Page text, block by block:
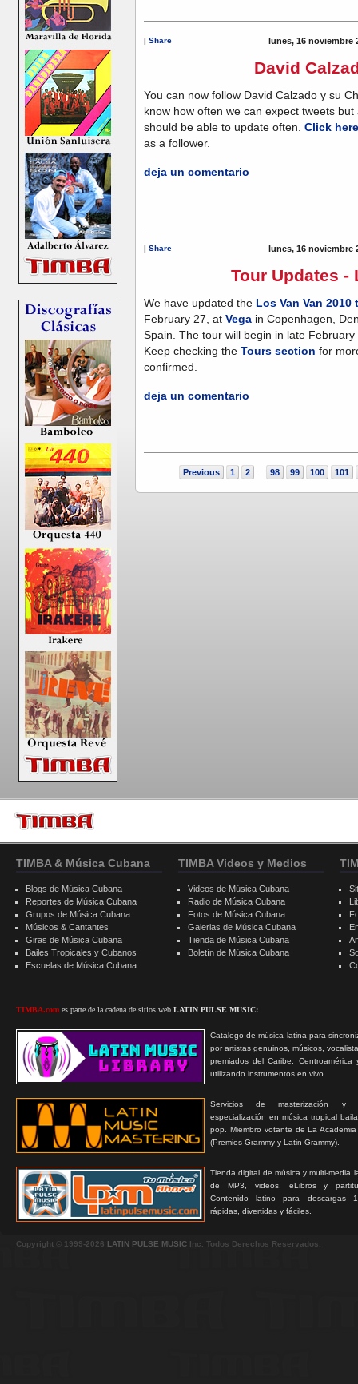
| Share lunes, 16 noviembre
David
You can now follow David Calzado y su
know how often we can expect tweets
should be able to update often. Click here
as a follower.
deja un comentario
| Share lunes, 16 noviembre
Tour Updates -
We have updated the Los Van Van 2010
February 27, at Vega in Copenhagen,
Spain. The tour will begin in late
Keep checking the Tours section for
confirmed.
deja un comentario
Previous 1 2 98 99 100 101
TIMBA & Música Cubana
Blogs de Música Cubana
Reportes de Música Cubana
Grupos de Música Cubana
Músicos & Cantantes
Giras de Música Cubana
Bailes Tropicales y Cubanos
Escuelas de Música Cubana
TIMBA.com es parte de la cadena de sitios web LATIN PULSE MUSIC:
Catálogo de música latina para
por artistas genuinos, músicos,
premiados del Caribe, Centroamérica
utilizando instrumentos en vivo.
Servicios de masterización y
especialización en música tropical
pop. Miembro votante de La
(Premios Grammy y Latin Grammy).
Tienda digital de música y multi-media
de MP3, videos, eLibros y
Contenido latino para descargas
rápidas, divertidas y fáciles.
TIMBA Videos y Medios
Videos de Música Cubana
Radio de Música Cubana
Fotos de Música Cubana
Galerias de Música Cubana
Tienda de Música Cubana
Boletín de Música Cubana
Copyright © 1999-2026 LATIN PULSE MUSIC Inc. Todos Derechos Reservados.